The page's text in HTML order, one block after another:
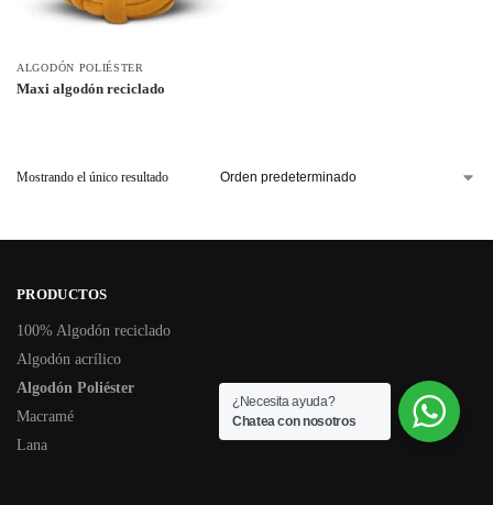
ALGODÓN POLIÉSTER
Maxi algodón reciclado
Mostrando el único resultado
PRODUCTOS
100% Algodón reciclado
Algodón acrílico
Algodón Poliéster
Macramé
Lana
¿Necesita ayuda?
Chatea con nosotros